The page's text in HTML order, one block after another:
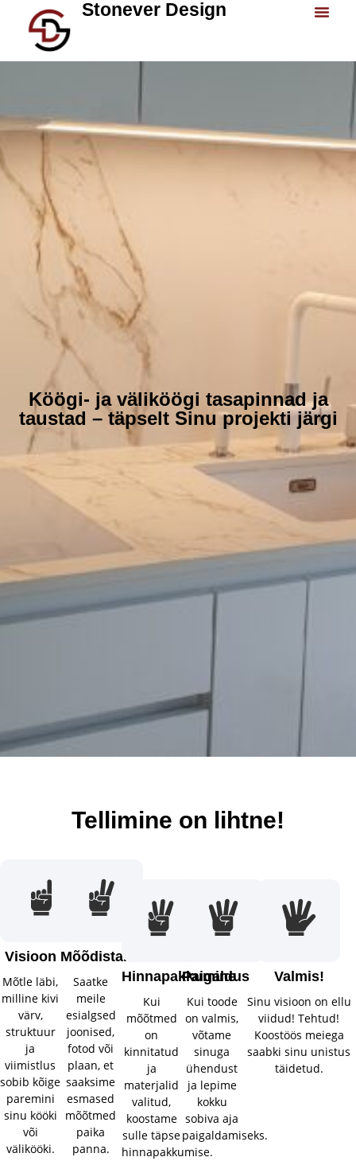
Stonever Design
Köögi- ja väliköögi tasapinnad ja
taustad – täpselt Sinu projekti järgi
Tellimine on lihtne!
Visioon
Mõtle läbi,
milline kivi
värv,
struktuur
ja
viimistlus
sobib kõige
paremini
sinu kööki
või
välikööki.
Mõõdistamine
Saatke
meile
esialgsed
joonised,
fotod või
plaan, et
saaksime
esmased
mõõtmed
paika
panna.
Hinnapakkumine
Kui
mõõtmed
on
kinnitatud
ja
materjalid
valitud,
koostame
sulle täpse
hinnapakkumise.
Paigaldus
Kui toode
on valmis,
võtame
sinuga
ühendust
ja lepime
kokku
sobiva aja
paigaldamiseks.
Valmis!
Sinu visioon on ellu
viidud! Tehtud!
Koostöös meiega
saabki sinu unistus
täidetud.